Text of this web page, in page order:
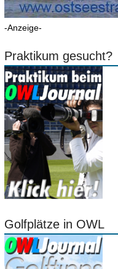
-Anzeige-
Praktikum gesucht?
Golfplätze in OWL